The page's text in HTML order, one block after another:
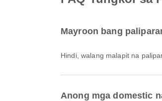
Mayroon bang
Hindi, walang malapit na
Anong mga domestic